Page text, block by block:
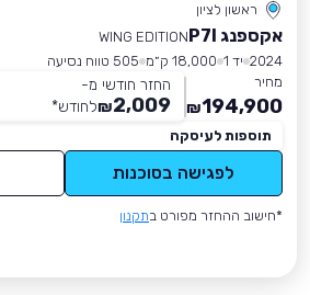
ראשון לציון
אקספנג P7I
WING EDITION
2024 יד 1 18,000 ק״מ
505 טווח נסיעה
מחיר
194,900
₪
החזר חודשי מ-
2,009
₪לחודש*
תוספות לעיסקה
לפגישה בסוכנות
*חישוב ההחזר מפורט בתקנון